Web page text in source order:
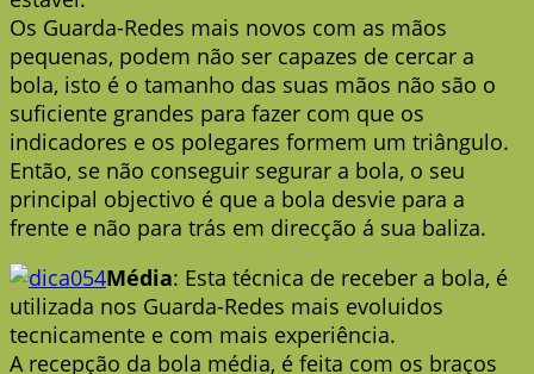
Os Guarda-Redes mais novos com as mãos
pequenas, podem não ser capazes de cercar a
bola, isto é o tamanho das suas mãos não são o
suficiente grandes para fazer com que os
indicadores e os polegares formem um triângulo.
Então, se não conseguir segurar a bola, o seu
principal objectivo é que a bola desvie para a
frente e não para trás em direcção á sua baliza.
Média: Esta técnica de receber a bola, é
utilizada nos Guarda-Redes mais evoluidos
tecnicamente e com mais experiência.
A recepção da bola média, é feita com os braços